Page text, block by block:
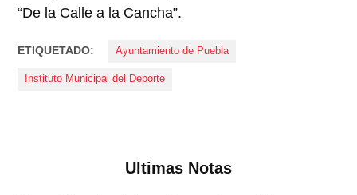
“De la Calle a la Cancha”.
ETIQUETADO: Ayuntamiento de Puebla
Instituto Municipal del Deporte
Ultimas Notas